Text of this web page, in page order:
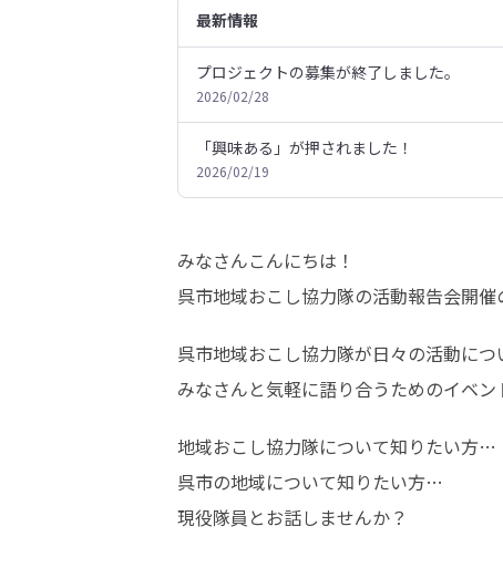
最新情報
プロジェクトの募集が終了しました。
2026/02/28
「興味ある」が押されました！
2026/02/19
みなさんこんにちは！
呉市地域おこし協力隊の活動報告会開
呉市地域おこし協力隊が日々の活動につ
みなさんと気軽に語り合うためのイベン
地域おこし協力隊について知りたい方…
呉市の地域について知りたい方…
現役隊員とお話しませんか？